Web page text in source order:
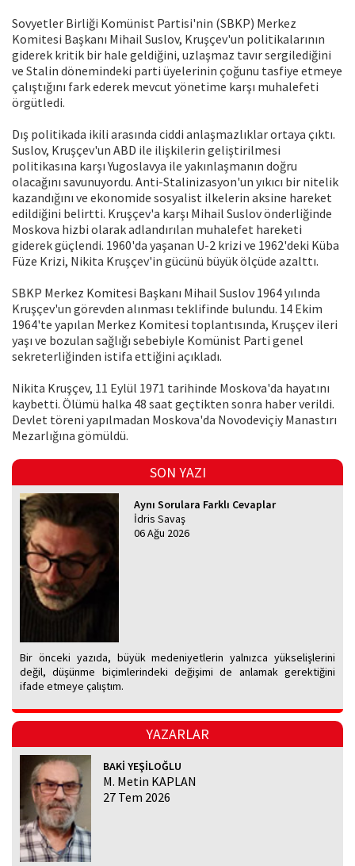
Sovyetler Birliği Komünist Partisi'nin (SBKP) Merkez
Komitesi Başkanı Mihail Suslov, Kruşçev'un politikalarının
giderek kritik bir hale geldiğini, uzlaşmaz tavır sergilediğini
ve Stalin dönemindeki parti üyelerinin çoğunu tasfiye etmeye
çalıştığını fark ederek mevcut yönetime karşı muhalefeti
örgütledi.
Dış politikada ikili arasında ciddi anlaşmazlıklar ortaya çıktı.
Suslov, Kruşçev'un ABD ile ilişkilerin geliştirilmesi
politikasına karşı Yugoslavya ile yakınlaşmanın doğru
olacağını savunuyordu. Anti-Stalinizasyon'un yıkıcı bir nitelik
kazandığını ve ekonomide sosyalist ilkelerin aksine hareket
edildiğini belirtti. Kruşçev'a karşı Mihail Suslov önderliğinde
Moskova hizbi olarak adlandırılan muhalefet hareketi
giderek güçlendi. 1960'da yaşanan U-2 krizi ve 1962'deki Küba
Füze Krizi, Nikita Kruşçev'in gücünü büyük ölçüde azalttı.
SBKP Merkez Komitesi Başkanı Mihail Suslov 1964 yılında
Kruşçev'un görevden alınması teklifinde bulundu. 14 Ekim
1964'te yapılan Merkez Komitesi toplantısında, Kruşçev ileri
yaşı ve bozulan sağlığı sebebiyle Komünist Parti genel
sekreterliğinden istifa ettiğini açıkladı.
Nikita Kruşçev, 11 Eylül 1971 tarihinde Moskova'da hayatını
kaybetti. Ölümü halka 48 saat geçtikten sonra haber verildi.
Devlet töreni yapılmadan Moskova'da Novodeviçiy Manastırı
Mezarlığına gömüldü.
SON YAZI
Aynı Sorulara Farklı Cevaplar
İdris Savaş
06 Ağu 2026
Bir önceki yazıda, büyük medeniyetlerin yalnızca yükselişlerini
değil, düşünme biçimlerindeki değişimi de anlamak gerektiğini
ifade etmeye çalıştım.
YAZARLAR
BAKİ YEŞİLOĞLU
M. Metin KAPLAN
27 Tem 2026